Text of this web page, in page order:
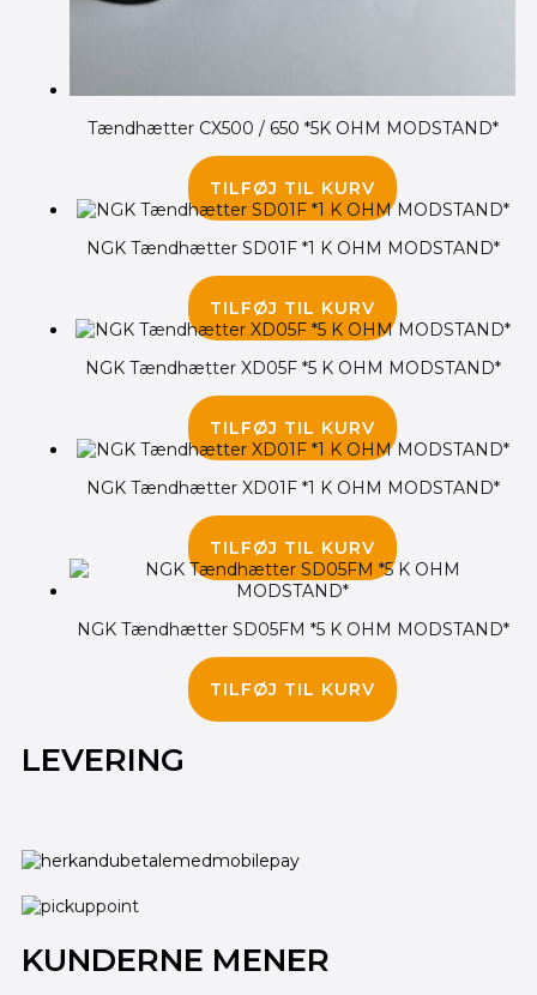
Tændhætter CX500 / 650 *5K OHM MODSTAND*
TILFØJ TIL KURV
NGK Tændhætter SD01F *1 K OHM MODSTAND*
TILFØJ TIL KURV
NGK Tændhætter XD05F *5 K OHM MODSTAND*
TILFØJ TIL KURV
NGK Tændhætter XD01F *1 K OHM MODSTAND*
TILFØJ TIL KURV
NGK Tændhætter SD05FM *5 K OHM MODSTAND*
TILFØJ TIL KURV
LEVERING
KUNDERNE MENER